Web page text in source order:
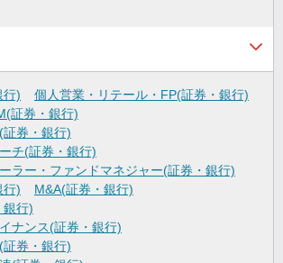
行)
個人営業・リテール・FP(証券・銀行)
証券・銀行)
券・銀行)
チ(証券・銀行)
ラー・ファンドマネジャー(証券・銀行)
行)
M&A(証券・銀行)
銀行)
ナンス(証券・銀行)
券・銀行)